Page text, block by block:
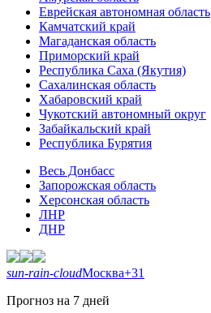
Еврейская автономная область
Камчатский край
Магаданская область
Приморский край
Республика Саха (Якутия)
Сахалинская область
Хабаровский край
Чукотский автономный округ
Забайкальский край
Республика Бурятия
Весь Донбасс
Запорожская область
Херсонская область
ЛНР
ДНР
sun-rain-cloudМосква+31
Прогноз на 7 дней